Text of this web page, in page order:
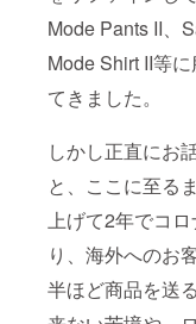
Mode Pants II、
Mode Shirt II等
てきました。
しかし正直にお
と、ここに至る
上げて2年でコ
り、海外へのお
半ほど商品を送